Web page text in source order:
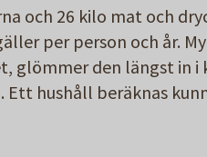
och 26 kilo mat och
per person och år.
glömmer den längst in
hushåll beräknas